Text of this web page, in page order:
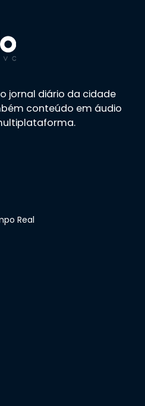
jornal diário da cidade
conteúdo em áudio
Real